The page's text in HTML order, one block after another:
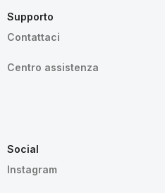
Supporto
Contattaci
Centro assistenza
Social
Instagram